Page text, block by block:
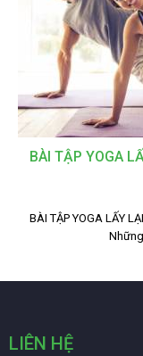
BÀI TẬP YOGA
BÀI TẬP YOGA LẤY
LIÊN HỆ